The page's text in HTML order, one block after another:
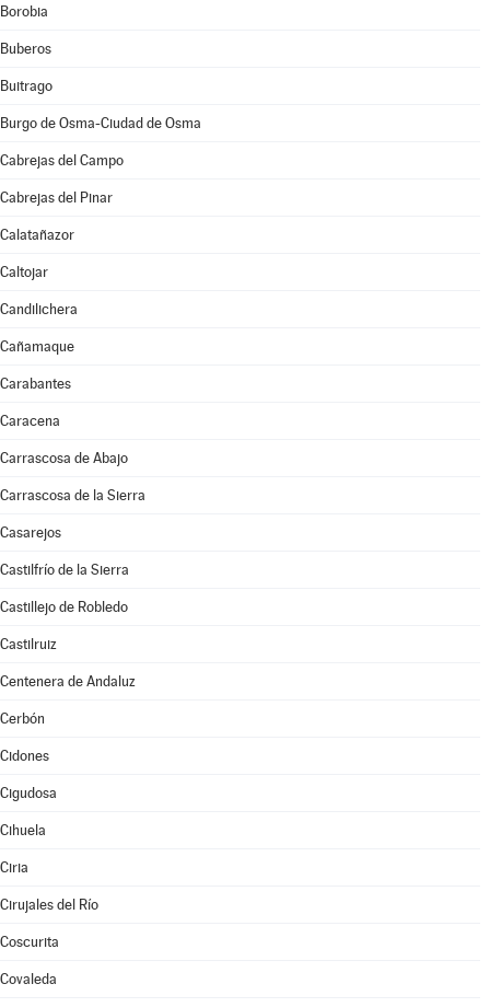
Borobia
Buberos
Buitrago
Burgo de Osma-Ciudad de Osma
Cabrejas del Campo
Cabrejas del Pinar
Calatañazor
Caltojar
Candilichera
Cañamaque
Carabantes
Caracena
Carrascosa de Abajo
Carrascosa de la Sierra
Casarejos
Castilfrío de la Sierra
Castillejo de Robledo
Castilruiz
Centenera de Andaluz
Cerbón
Cidones
Cigudosa
Cihuela
Ciria
Cirujales del Río
Coscurita
Covaleda